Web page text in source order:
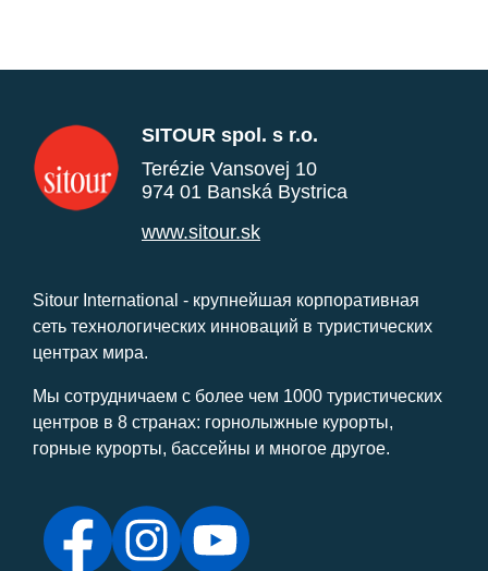
SITOUR spol. s r.o.
Terézie Vansovej 10
974 01 Banská Bystrica
www.sitour.sk
Sitour International - крупнейшая корпоративная
сеть технологических инноваций в туристических
центрах мира.
Мы сотрудничаем с более чем 1000 туристических
центров в 8 странах: горнолыжные курорты,
горные курорты, бассейны и многое другое.